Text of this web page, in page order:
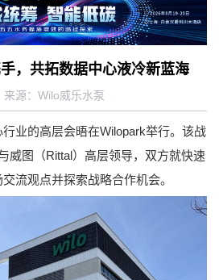
，共拓数据中心液冷新蓝海
来源： Wilo威乐水泵
业的高层会晤在Wilopark举行。该战
威图（Rittal）高层领导，双方就快速
流观点并探索战略合作机会。